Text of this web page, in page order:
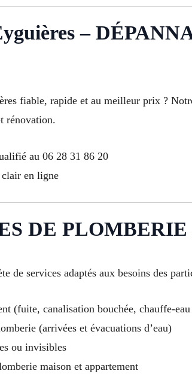
–
fiable, rapide et au meilleur prix ?
rénovation.
au 06 28 31 86 20
en ligne
DE PLOMBERIE
de services adaptés aux besoins des
(fuite, canalisation bouchée, chauffe-
(arrivées et évacuations d’eau)
ou invisibles
maison et appartement